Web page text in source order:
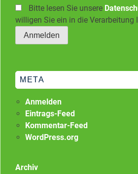
Bitte lesen Sie unsere
willigen Sie ein in die Verarbeitung
META
Anmelden
Eintrags-Feed
Kommentar-Feed
WordPress.org
Archiv